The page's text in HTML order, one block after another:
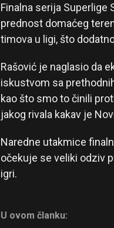
Finalna serija Superlige
prednost domaćeg
timova u ligi, što
Rašović je naglasio da
iskustvom sa
kao što smo to činili
jakog rivala kakav je
Naredne utakmice
očekuje se veliki odziv
igri.
U ovom članku: